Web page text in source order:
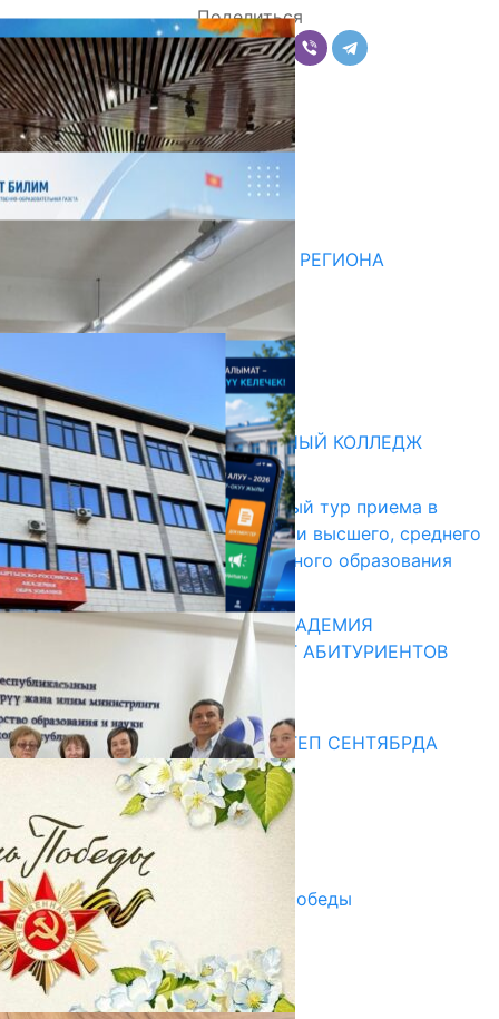
Поделиться
Комментарии
Последние новости
НЕДЕЛЯ В ОБЗОРЕ
07.08.2026
ДЛЯ МЕТОДИСТОВ ЮЖНОГО РЕГИОНА
НАЧАЛОСЬ ОБУЧЕНИЕ
05.08.2026
31.07.2026
Абитуриент
БИШКЕКСКИЙ УНИВЕРСАЛЬНЫЙ КОЛЛЕДЖ
17.07.2026
В Кыргызстане начался первый тур приема в
образовательные организации высшего, среднего
и начального профессионального образования
13.07.2026
КЫРГЫЗКО-РОССИЙСКАЯ АКАДЕМИЯ
ОБРАЗОВАНИЯ ПРИГЛАШАЕТ АБИТУРИЕНТОВ
10.07.2026
Медиа
СУЗАКТА 750 ОРУНДУУ МЕКТЕП СЕНТЯБРДА
ПАЙДАЛАНУУГА БЕРИЛЕТ
07.08.2025
Улуу Жеңиштин жандуу сөзү
29.04.2025
Награды в преддверии Дня Победы
29.04.2025